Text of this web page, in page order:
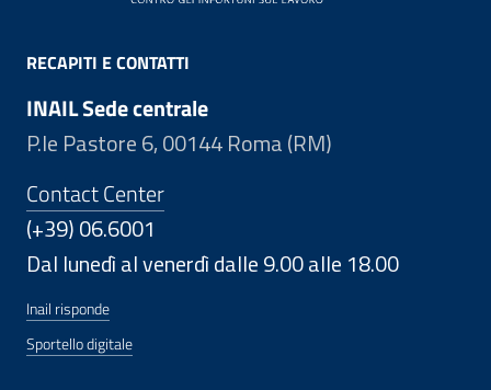
RECAPITI E CONTATTI
INAIL Sede centrale
P.le Pastore 6, 00144 Roma (RM)
Contact Center
(+39) 06.6001
Dal lunedì al venerdì dalle 9.00 alle 18.00
Inail risponde
Sportello digitale